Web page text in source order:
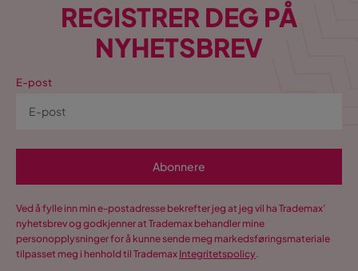
REGISTRER DEG PÅ
NYHETSBREV
E-post
Abonnere
Ved å fylle inn min e-postadresse bekrefter jeg at jeg vil ha Trademax’
nyhetsbrev og godkjenner at Trademax behandler mine
personopplysninger for å kunne sende meg markedsføringsmateriale
tilpasset meg i henhold til Trademax Integritetspolicy.